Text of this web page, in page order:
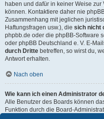
haben und dafür in keiner Weise
können. Kontaktiere daher nie
Zusammenhang mit jeglichen
Haftungsfragen usw.), die sich nicht
phpbb.de oder die phpBB-Software
oder phpBB Deutschland e. V. E-
durch Dritte betreffen, so wirst du,
Antwort erhalten.
Nach oben
Wie kann ich einen Administrator
Alle Benutzer des Boards können
Funktion durch die Board-
Mitglieder des Boards können